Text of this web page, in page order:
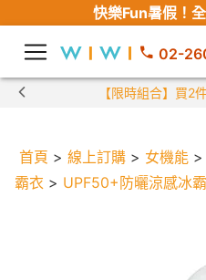
快樂Fun暑假！
02-
【限時組合】買2
首頁 > 線上訂購 > 女機能 >
霸衣 > UPF50+防曬涼感冰